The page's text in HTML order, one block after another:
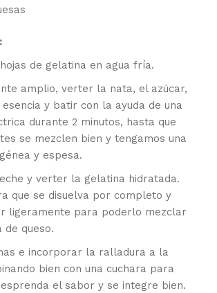
de gelatina en agua fría.
amplio, verter la nata, el azúcar,
y batir con la ayuda de una
durante 2 minutos, hasta que
se mezclen bien y tengamos una
y espesa.
y verter la gelatina hidratada.
que se disuelva por completo y
ligeramente para poderlo mezclar
de queso.
e incorporar la ralladura a la
bien con una cuchara para
el sabor y se integre bien.